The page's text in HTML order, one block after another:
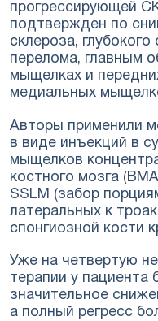
прогрессирующей
подтвержден по
склероза,
перелома, главным
мыщелках и
медиальных
Авторы применили
в виде инъекций в
мыщелков
костного мозга
SSLM (забор
латеральных к
спонгиозной кости
Уже на четвертую
терапии у пациента
значительное
а полный регресс